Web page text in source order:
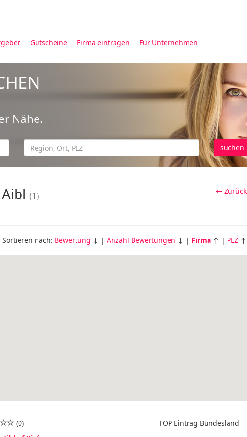
Gutscheine Firma eintragen Für Unternehmen
Nähe.
suchen
← Zurück
(1)
Sortieren nach: Bewertung ↓ | Anzahl Bewertungen ↓ | Firma ↑ | PLZ ↑
TOP Eintrag Bundesland
(0)